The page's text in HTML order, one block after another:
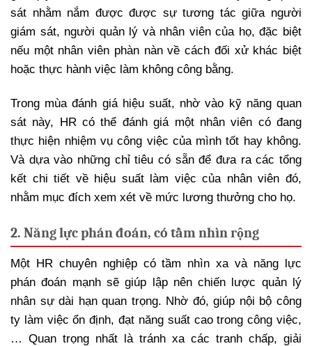
sát nhằm nắm được được sự tương tác giữa người
giám sát, người quản lý và nhân viên của họ, đặc biệt
nếu một nhân viên phàn nàn về cách đối xử khác biệt
hoặc thực hành việc làm không công bằng.
Trong mùa đánh giá hiệu suất, nhờ vào kỹ năng quan
sát này, HR có thể đánh giá một nhân viên có đang
thực hiện nhiệm vụ công việc của mình tốt hay không.
Và dựa vào những chỉ tiêu có sẵn để đưa ra các tổng
kết chi tiết về hiệu suất làm việc của nhân viên đó,
nhằm mục đích xem xét về mức lương thưởng cho họ.
2. Năng lực phán đoán, có tầm nhìn rộng
Một HR chuyên nghiệp có tầm nhìn xa và năng lực
phán đoán mạnh sẽ giúp lập nên chiến lược quản lý
nhân sự dài hạn quan trọng. Nhờ đó, giúp nội bộ công
ty làm việc ổn định, đạt năng suất cao trong công việc,
… Quan trọng nhất là tránh xa các tranh chấp, giải